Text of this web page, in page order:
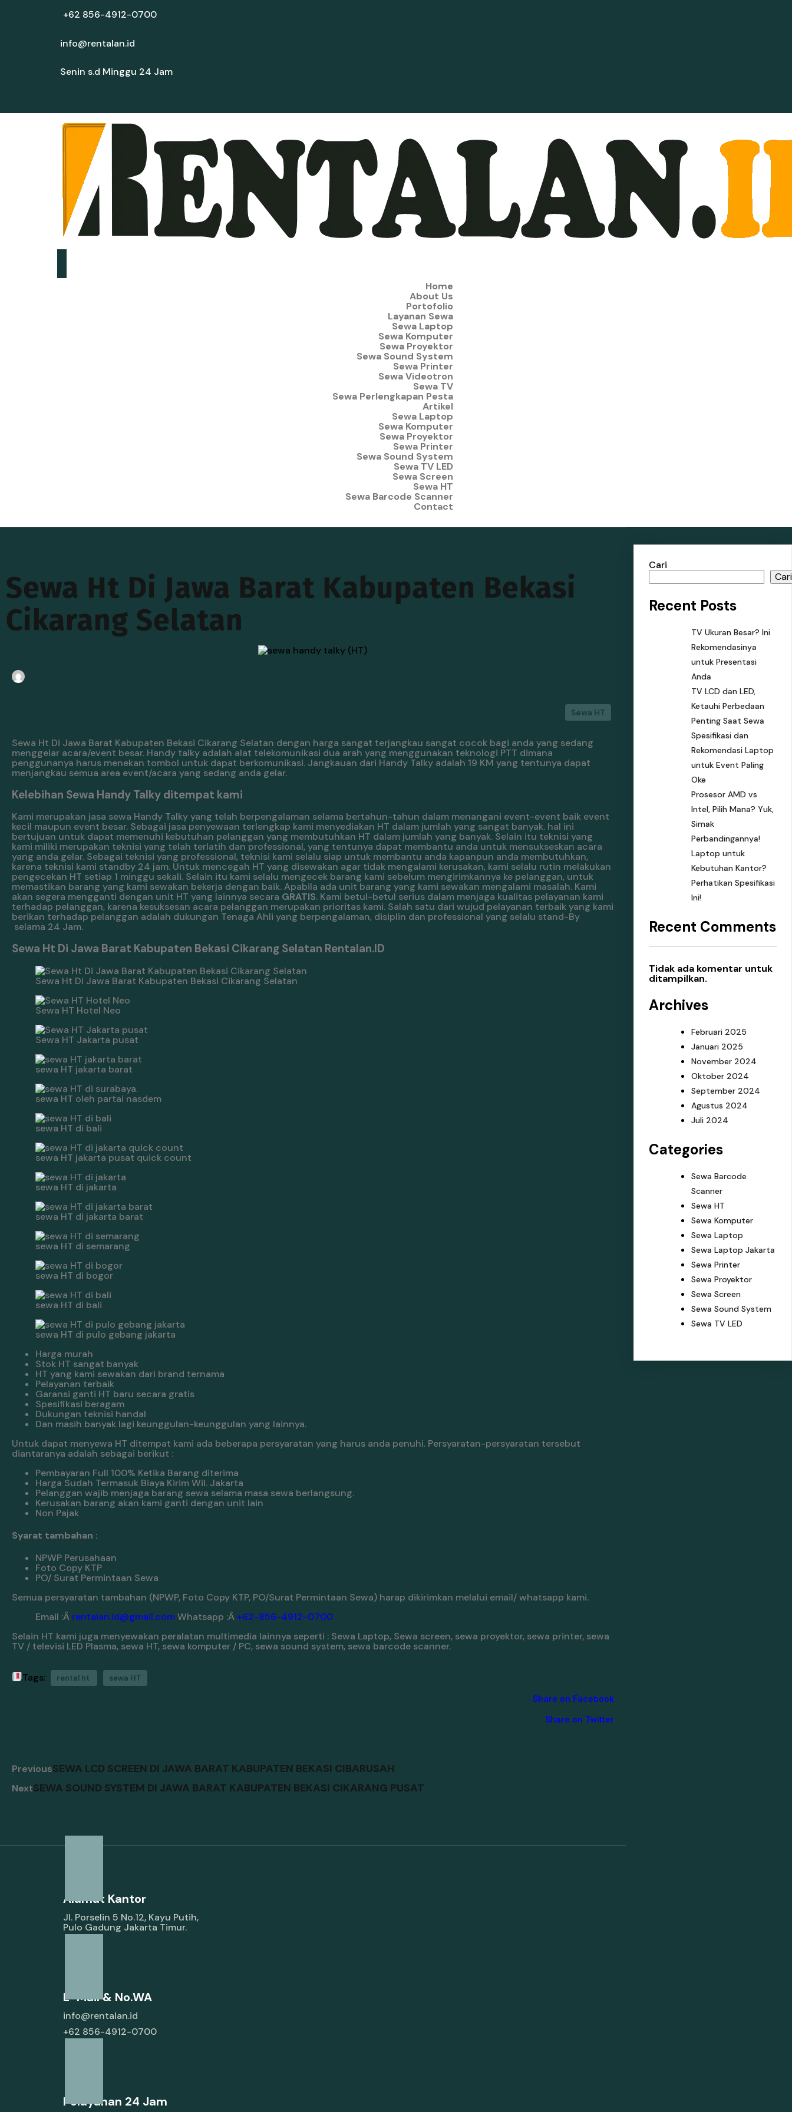
+62 856-4912-0700
info@rentalan.id
Senin s.d Minggu 24 Jam
Home
About Us
Portofolio
Layanan Sewa
Sewa Laptop
Sewa Komputer
Sewa Proyektor
Sewa Sound System
Sewa Printer
Sewa Videotron
Sewa TV
Sewa Perlengkapan Pesta
Artikel
Sewa Laptop
Sewa Komputer
Sewa Proyektor
Sewa Printer
Sewa Sound System
Sewa TV LED
Sewa Screen
Sewa HT
Sewa Barcode Scanner
Contact
Sewa Ht Di Jawa Barat Kabupaten Bekasi
Cikarang Selatan
Sewa HT
Sewa Ht Di Jawa Barat Kabupaten Bekasi Cikarang Selatan dengan harga sangat terjangkau sangat cocok bagi anda yang sedang
menggelar acara/event besar. Handy talky adalah alat telekomunikasi dua arah yang menggunakan teknologi PTT dimana
penggunanya harus menekan tombol untuk dapat berkomunikasi. Jangkauan dari Handy Talky adalah 19 KM yang tentunya dapat
menjangkau semua area event/acara yang sedang anda gelar.
Kelebihan Sewa Handy Talky ditempat kami
Kami merupakan jasa sewa Handy Talky yang telah berpengalaman selama bertahun-tahun dalam menangani event-event baik event
kecil maupun event besar. Sebagai jasa penyewaan terlengkap kami menyediakan HT dalam jumlah yang sangat banyak. hal ini
bertujuan untuk dapat memenuhi kebutuhan pelanggan yang membutuhkan HT dalam jumlah yang banyak. Selain itu teknisi yang
kami miliki merupakan teknisi yang telah terlatih dan professional, yang tentunya dapat membantu anda untuk mensukseskan acara
yang anda gelar. Sebagai teknisi yang professional, teknisi kami selalu siap untuk membantu anda kapanpun anda membutuhkan,
karena teknisi kami standby 24 jam. Untuk mencegah HT yang disewakan agar tidak mengalami kerusakan, kami selalu rutin melakukan
pengecekan HT setiap 1 minggu sekali. Selain itu kami selalu mengecek barang kami sebelum mengirimkannya ke pelanggan, untuk
memastikan barang yang kami sewakan bekerja dengan baik. Apabila ada unit barang yang kami sewakan mengalami masalah. Kami
akan segera mengganti dengan unit HT yang lainnya secara GRATIS. Kami betul-betul serius dalam menjaga kualitas pelayanan kami
terhadap pelanggan, karena kesuksesan acara pelanggan merupakan prioritas kami. Salah satu dari wujud pelayanan terbaik yang kami
berikan terhadap pelanggan adalah dukungan Tenaga Ahli yang berpengalaman, disiplin dan professional yang selalu stand-By
selama 24 Jam.
Sewa Ht Di Jawa Barat Kabupaten Bekasi Cikarang Selatan Rentalan.ID
Sewa Ht Di Jawa Barat Kabupaten Bekasi Cikarang Selatan
Sewa HT Hotel Neo
Sewa HT Jakarta pusat
sewa HT jakarta barat
sewa HT oleh partai nasdem
sewa HT di bali
sewa HT jakarta pusat quick count
sewa HT di jakarta
sewa HT di jakarta barat
sewa HT di semarang
sewa HT di bogor
sewa HT di bali
sewa HT di pulo gebang jakarta
Harga murah
Stok HT sangat banyak
HT yang kami sewakan dari brand ternama
Pelayanan terbaik
Garansi ganti HT baru secara gratis
Spesifikasi beragam
Dukungan teknisi handal
Dan masih banyak lagi keunggulan-keunggulan yang lainnya.
Untuk dapat menyewa HT ditempat kami ada beberapa persyaratan yang harus anda penuhi. Persyaratan-persyaratan tersebut
diantaranya adalah sebagai berikut :
Pembayaran Full 100% Ketika Barang diterima
Harga Sudah Termasuk Biaya Kirim Wil. Jakarta
Pelanggan wajib menjaga barang sewa selama masa sewa berlangsung.
Kerusakan barang akan kami ganti dengan unit lain
Non Pajak
Syarat tambahan :
NPWP Perusahaan
Foto Copy KTP
PO/ Surat Permintaan Sewa
Semua persyaratan tambahan (NPWP, Foto Copy KTP, PO/Surat Permintaan Sewa) harap dikirimkan melalui email/ whatsapp kami.
Email :Â rentalan.id@gmail.comWhatsapp :Â +62-856-4912-0700
Selain HT kami juga menyewakan peralatan multimedia lainnya seperti : Sewa Laptop, Sewa screen, sewa proyektor, sewa printer, sewa
TV / televisi LED Plasma, sewa HT, sewa komputer / PC, sewa sound system, sewa barcode scanner.
Tags: rental ht sewa HT
Share on Facebook
Share on Twitter
PreviousSEWA LCD SCREEN DI JAWA BARAT KABUPATEN BEKASI CIBARUSAH
NextSEWA SOUND SYSTEM DI JAWA BARAT KABUPATEN BEKASI CIKARANG PUSAT
Cari
Cari
Recent Posts
TV Ukuran Besar? Ini
Rekomendasinya
untuk Presentasi
Anda
TV LCD dan LED,
Ketauhi Perbedaan
Penting Saat Sewa
Spesifikasi dan
Rekomendasi Laptop
untuk Event Paling
Oke
Prosesor AMD vs
Intel, Pilih Mana? Yuk,
Simak
Perbandingannya!
Laptop untuk
Kebutuhan Kantor?
Perhatikan Spesifikasi
Ini!
Recent Comments
Tidak ada komentar untuk
ditampilkan.
Archives
Februari 2025
Januari 2025
November 2024
Oktober 2024
September 2024
Agustus 2024
Juli 2024
Categories
Sewa Barcode
Scanner
Sewa HT
Sewa Komputer
Sewa Laptop
Sewa Laptop Jakarta
Sewa Printer
Sewa Proyektor
Sewa Screen
Sewa Sound System
Sewa TV LED
Alamat Kantor
Jl. Porselin 5 No.12, Kayu Putih,
Pulo Gadung Jakarta Timur.
E-Mail & No.WA
info@rentalan.id
+62 856-4912-0700
Pelayanan 24 Jam